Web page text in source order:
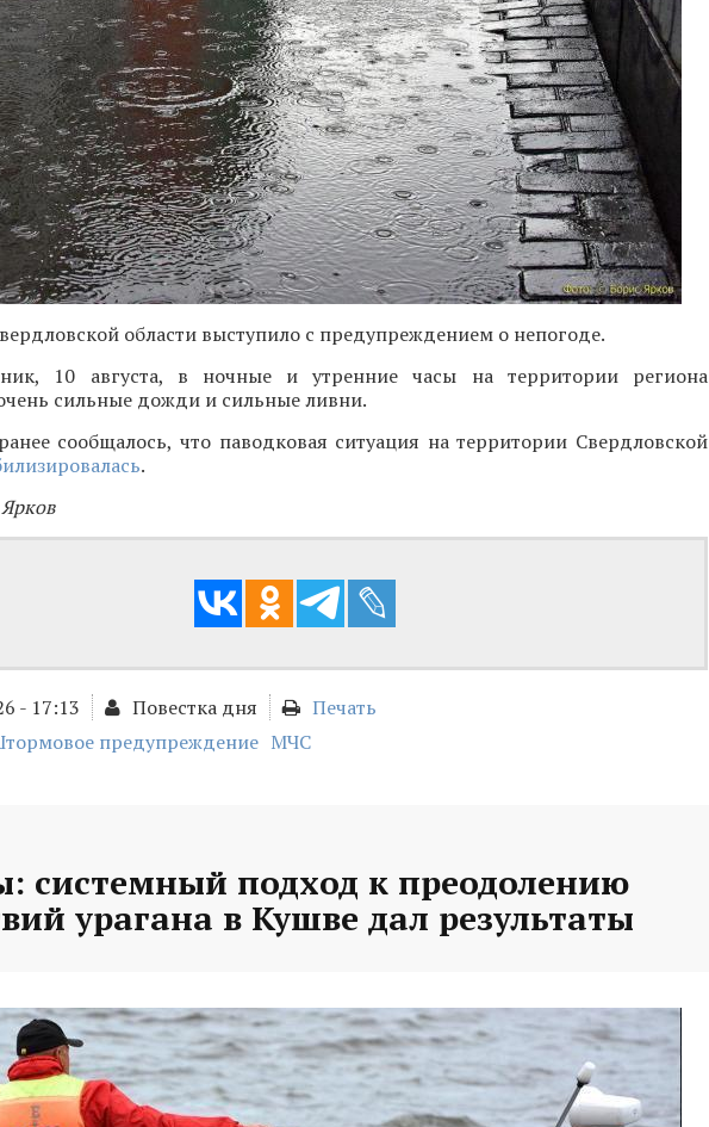
области выступило с предупреждением о непогоде.
10 августа, в ночные и утренние часы на территории региона
сильные дожди и сильные ливни.
сообщалось, что паводковая ситуация на территории Свердловской
.
- 17:13 Повестка дня
Печать
предупреждение МЧС
системный подход к преодолению
урагана в Кушве дал результаты